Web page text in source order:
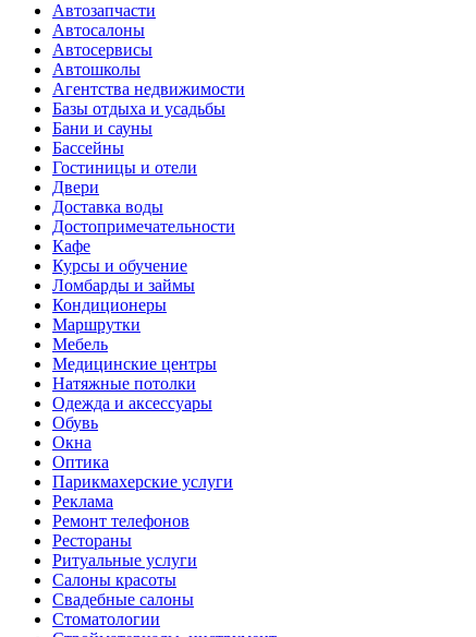
Автозапчасти
Автосалоны
Автосервисы
Автошколы
Агентства недвижимости
Базы отдыха и усадьбы
Бани и сауны
Бассейны
Гостиницы и отели
Двери
Доставка воды
Достопримечательности
Кафе
Курсы и обучение
Ломбарды и займы
Кондиционеры
Маршрутки
Мебель
Медицинские центры
Натяжные потолки
Одежда и аксессуары
Обувь
Окна
Оптика
Парикмахерские услуги
Реклама
Ремонт телефонов
Рестораны
Ритуальные услуги
Салоны красоты
Свадебные салоны
Стоматологии